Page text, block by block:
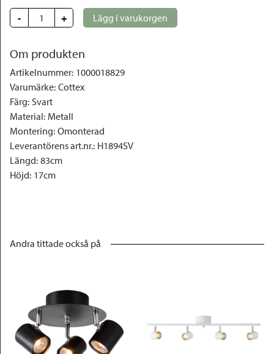
- + Lägg i varukorgen
Om produkten
Artikelnummer: 1000018829
Varumärke: Cottex
Färg: Svart
Material: Metall
Montering: Omonterad
Leverantörens art.nr.: H1894SV
Längd: 83cm
Höjd: 17cm
Andra tittade också på